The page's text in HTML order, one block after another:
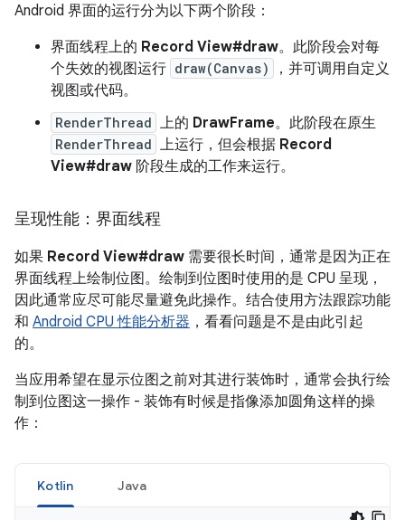
Android 界面的运行分为以下两个阶段：
界面线程上的 Record View#draw。此阶段会对每
个失效的视图运行 draw(Canvas)
，并可调用自定义
视图或代码。
RenderThread 上的 DrawFrame。此阶段在原生
RenderThread 上运行，但会根据 Record
View#draw 阶段生成的工作来运行。
呈现性能：界面线程
如果 Record View#draw 需要很长时间，通常是因为正在
界面线程上绘制位图。绘制到位图时使用的是 CPU 呈现，
因此通常应尽可能尽量避免此操作。结合使用方法跟踪功能
和 Android CPU 性能分析器 ，看看问题是不是由此引起
的。
当应用希望在显示位图之前对其进行装饰时，通常会执行绘
制到位图这一操作 - 装饰有时候是指像添加圆角这样的操
作：
Kotlin Java